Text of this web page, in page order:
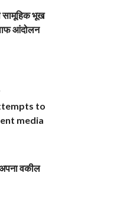
सामूहिक भूख
आंदोलन
to
media
वकील